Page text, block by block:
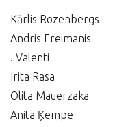
Kārlis Rozenbergs
Andris Freimanis
. Valenti
Irita Rasa
Olita Mauerzaka
Anita Ķempe